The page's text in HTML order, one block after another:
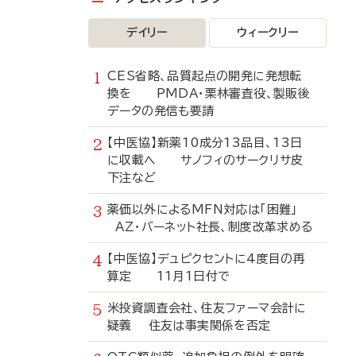
デイリー ウィークリー
CES省略、品質起点の開発に発想転
換を PMDA・栗林審査役、製販後
データの発信も要請
【中医協】新薬10成分13品目、13日
に収載へ サノフィのサークリサ皮
下注など
薬価以外によるMFN対応は「困難」
AZ・バーネット社長、制度改革求める
【中医協】デュピクセントに4度目の再
算定 11月1日付で
米投資調査会社、住友ファーマ会計に
疑義 住友は事実関係を否定